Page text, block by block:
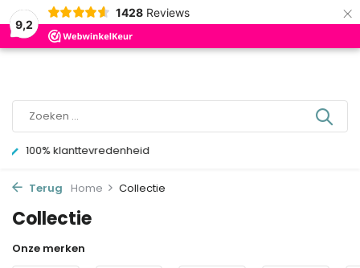
9,2
1428 Reviews ×
0
1-3 dagen levertijd
Terug Home Collectie
Collectie
Onze merken